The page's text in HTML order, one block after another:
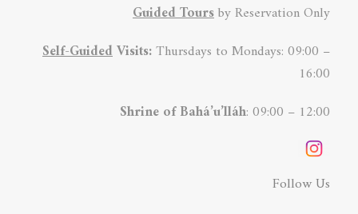
Guided Toursby Reservation Only
Self-GuidedVisits:Thursdays to Mondays: 09:00 –
16:00
Shrine of Bahá’u’lláh: 09:00 – 12:00
Follow Us